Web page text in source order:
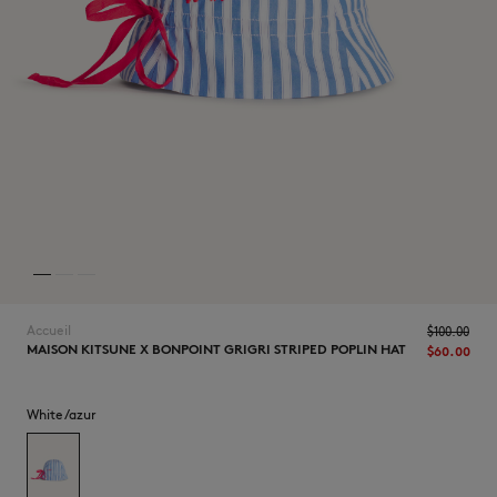
Accueil
MAISON KITSUNE X BONPOINT GRIGRI STRIPED POPLIN HAT
$‌60.00
$‌100.00
White/azur